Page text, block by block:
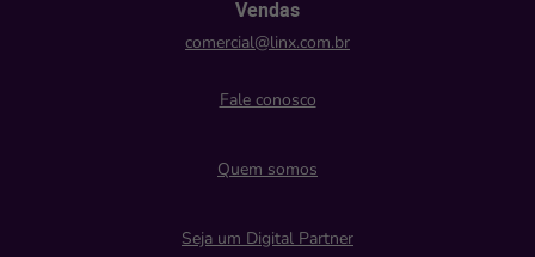
Vendas
comercial@linx.com.br
Fale conosco
Quem somos
Seja um Digital Partner